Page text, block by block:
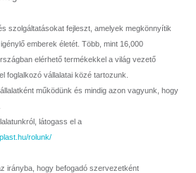
szolgáltatásokat fejleszt, amelyek megkönnyítik
emberek életét. Több, mint 16,000
elérhető termékekkel a világ vezető
foglalkozó vállalatai közé tartozunk.
működünk és mindig azon vagyunk, hogy
látogass el a
rolunk/
irányba, hogy befogadó szervezetként